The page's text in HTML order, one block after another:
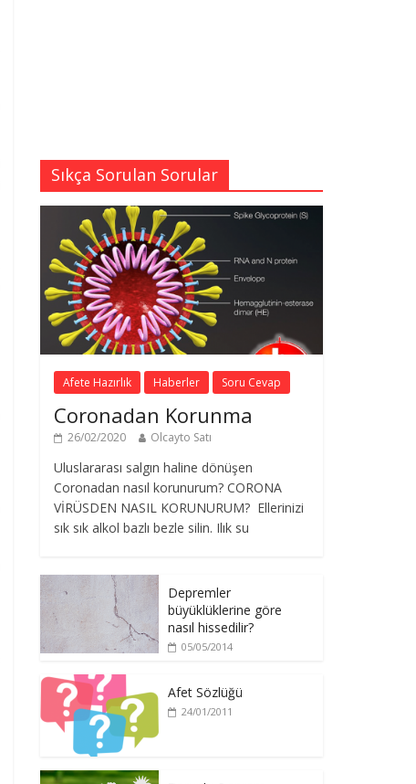
Sıkça Sorulan Sorular
Afete Hazırlık Haberler Soru Cevap
Coronadan Korunma
26/02/2020 Olcayto Satı
Uluslararası salgın haline dönüşen
Coronadan nasıl korunurum? CORONA
VİRÜSDEN NASIL KORUNURUM? Ellerinizi
sık sık alkol bazlı bezle silin. Ilık su
Depremler
büyüklüklerine göre
nasıl hissedilir?
05/05/2014
Afet Sözlüğü
24/01/2011